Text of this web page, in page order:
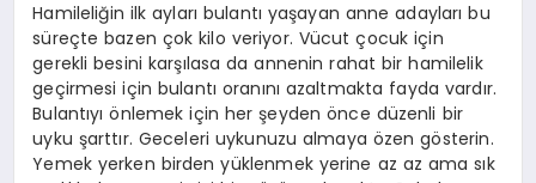
Hamileliğin ilk ayları bulantı yaşayan anne adayları bu
süreçte bazen çok kilo veriyor. Vücut çocuk için
gerekli besini karşılasa da annenin rahat bir hamilelik
geçirmesi için bulantı oranını azaltmakta fayda vardır.
Bulantıyı önlemek için her şeyden önce düzenli bir
uyku şarttır. Geceleri uykunuzu almaya özen gösterin.
Yemek yerken birden yüklenmek yerine az az ama sık